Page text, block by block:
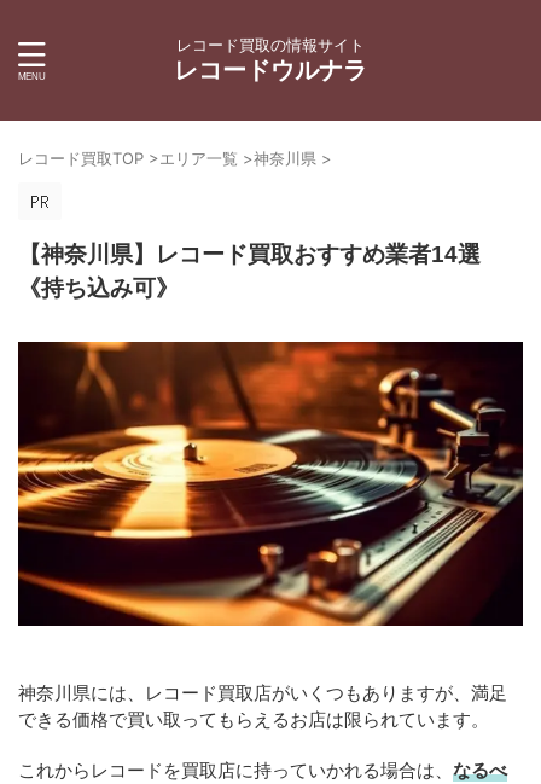
レコード買取の情報サイト
レコードウルナラ
レコード買取TOP >エリア一覧 >神奈川県 >
【神奈川県】レコード買取おすすめ業者14選
《持ち込み可》
神奈川県には、レコード買取店がいくつもありますが、満足
できる価格で買い取ってもらえるお店は限られています。
これからレコードを買取店に持っていかれる場合は、 なるべ